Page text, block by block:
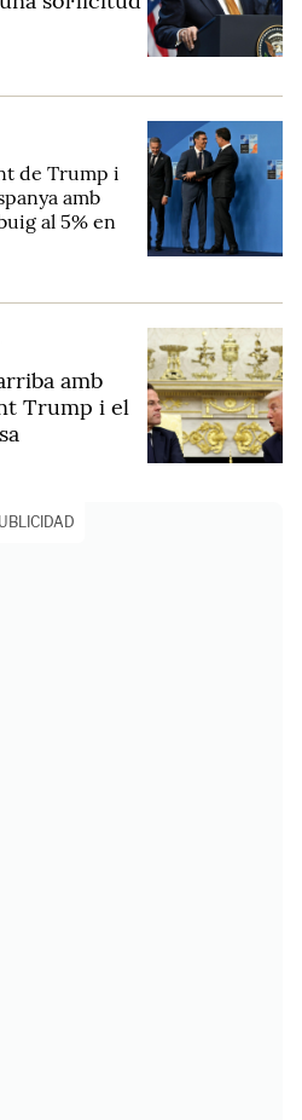
de Trump i
amb
al 5% en
amb
Trump i el